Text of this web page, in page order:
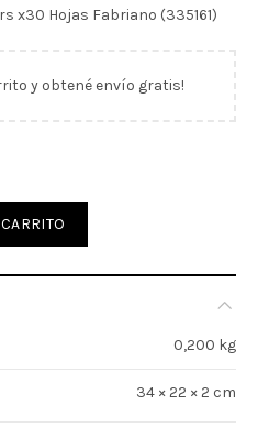
x30 Hojas Fabriano (335161)
y obtené envío gratis!
A4 300grs x30 Hojas Fabriano
0,200 kg
34 × 22 × 2 cm